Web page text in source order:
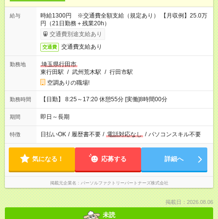
給与
時給1300円 ※交通費全額支給（規定あり） 【月収例】25.0万
円（21日勤務＋残業20h）
交通費別途支給あり
交通費 交通費支給あり
勤務地
埼玉県行田市
東行田駅 / 武州荒木駅 / 行田市駅
空調ありの職場!
勤務時間 【日勤】 8:25～17:20 休憩55分 [実働]8時間00分
期間 即日～長期
特徴 日払いOK / 履歴書不要 / 電話対応なし / パソコンスキル不要
気になる！ 応募する 詳細へ
掲載元企業名 パーソルファクトリーパートナーズ株式会社
掲載日：2026.08.06
未読